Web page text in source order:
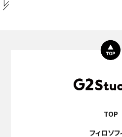
TOP
フィロソフ